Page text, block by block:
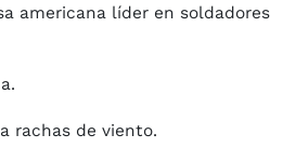
americana líder en soldadores
rachas de viento.